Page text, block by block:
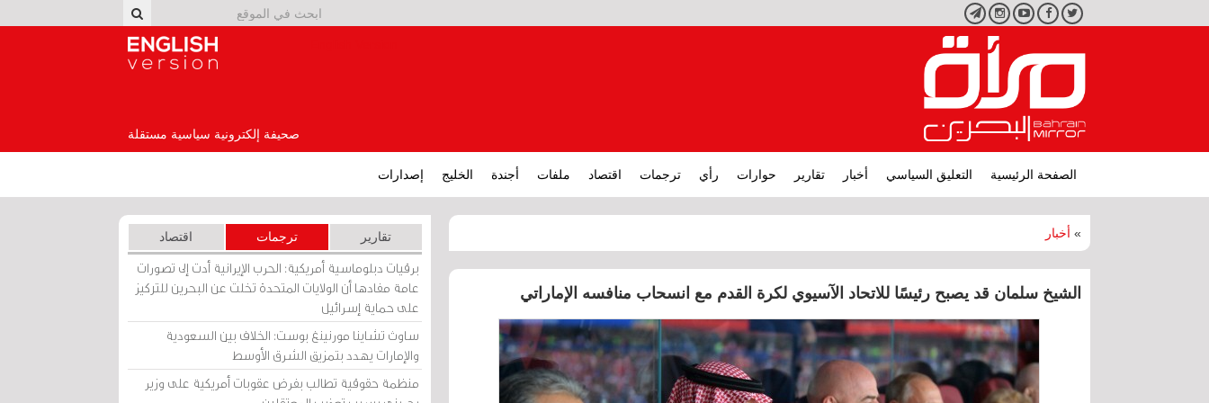
تويتر فيسبوكيوتيوبانستجرامتليجرام
صحيفة إلكترونية سياسية مستقلة
الصفحة الرئيسية التعليق السياسي أخبار تقارير حوارات رأي ترجمات اقتصاد ملفات أجندة الخليج إصدارات
» أخبار
الشيخ سلمان قد يصبح رئيسًا للاتحاد الآسيوي لكرة القدم مع انسحاب منافسه الإماراتي
تقارير ترجمات اقتصاد
برقيات دبلوماسية أمريكية: الحرب الإيرانية أدت إلى تصورات
عامة مفادها أن الولايات المتحدة تخلت عن البحرين للتركيز
على حماية إسرائيل
ساوث تشاينا مورنينغ بوست: الخلاف بين السعودية
والإمارات يهدد بتمزيق الشرق الأوسط
منظمة حقوقية تطالب بفرض عقوبات أمريكية على وزير